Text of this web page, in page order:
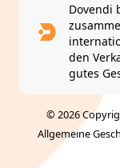
Dovendi
den
gutes
© 2026
Allgemeine